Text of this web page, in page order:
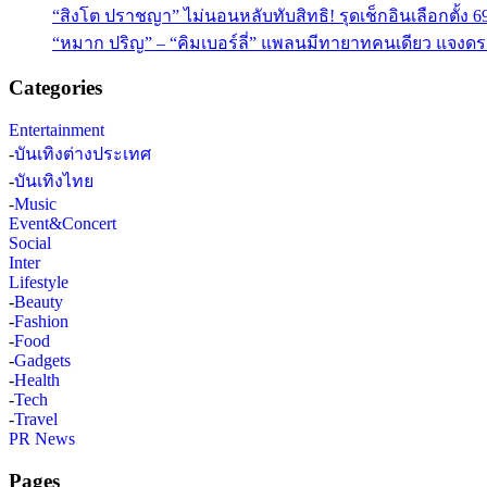
“สิงโต ปราชญา” ไม่นอนหลับทับสิทธิ! รุดเช็กอินเลือกตั้ง
“หมาก ปริญ” – “คิมเบอร์ลี่” แพลนมีทายาทคนเดียว แจง
Categories
Entertainment
-บันเทิงต่างประเทศ
-บันเทิงไทย
-Music
Event&Concert
Social
Inter
Lifestyle
-Beauty
-Fashion
-Food
-Gadgets
-Health
-Tech
-Travel
PR News
Pages